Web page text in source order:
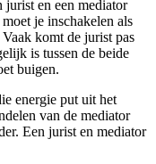
jurist en een mediator
je inschakelen als
komt de jurist pas
is tussen de beide
buigen.
energie put uit het
van de mediator
Een jurist en mediator